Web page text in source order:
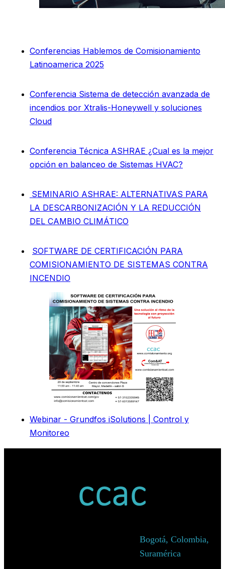
Conferencias Hablemos de Comisionamiento
Latinoamerica 2025
Conferencia Sistema de detección avanzada de
incendios por Xtralis-Honeywell y soluciones
Cloud
Conferencia Técnica ASHRAE ¿Cual es la mejor
opción en balanceo de Sistemas HVAC?
SEMINARIO ASHRAE: ALTERNATIVAS PARA
LA DESCARBONIZACIÓN Y LA REDUCCIÓN
DEL CAMBIO CLIMÁTICO
SOFTWARE DE CERTIFICACIÓN PARA
COMISIONAMIENTO DE SISTEMAS CONTRA
INCENDIO
Webinar - Grundfos iSolutions | Control y
Monitoreo
Bogotá, Colombia,
Suramérica